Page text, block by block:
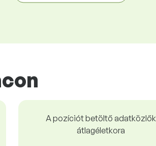
A pozíciót betöltő adatközlők
átlagéletkora